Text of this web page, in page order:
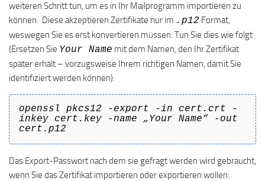
weiteren Schritt tun, um es in Ihr Mailprogramm importieren zu
können. Diese akzeptieren Zertifikate nur im .p12 Format,
weswegen Sie es erst konvertieren müssen. Tun Sie dies wie folgt
(Ersetzen Sie Your Name mit dem Namen, den Ihr Zertifikat
später erhält – vorzugsweise Ihrem richtigen Namen, damit Sie
identifiziert werden können):
openssl pkcs12 -export -in cert.crt -
inkey cert.key -name „Your Name“ -out
cert.p12
Das Export-Passwort nach dem sie gefragt werden wird gebraucht,
wenn Sie das Zertifikat importieren oder exportieren wollen: